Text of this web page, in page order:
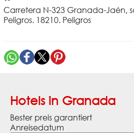
Carretera N-323 Granada-Jaén,
Peligros. 18210. Peligros
Hotels in Granada
Bester preis garantiert
Anreisedatum